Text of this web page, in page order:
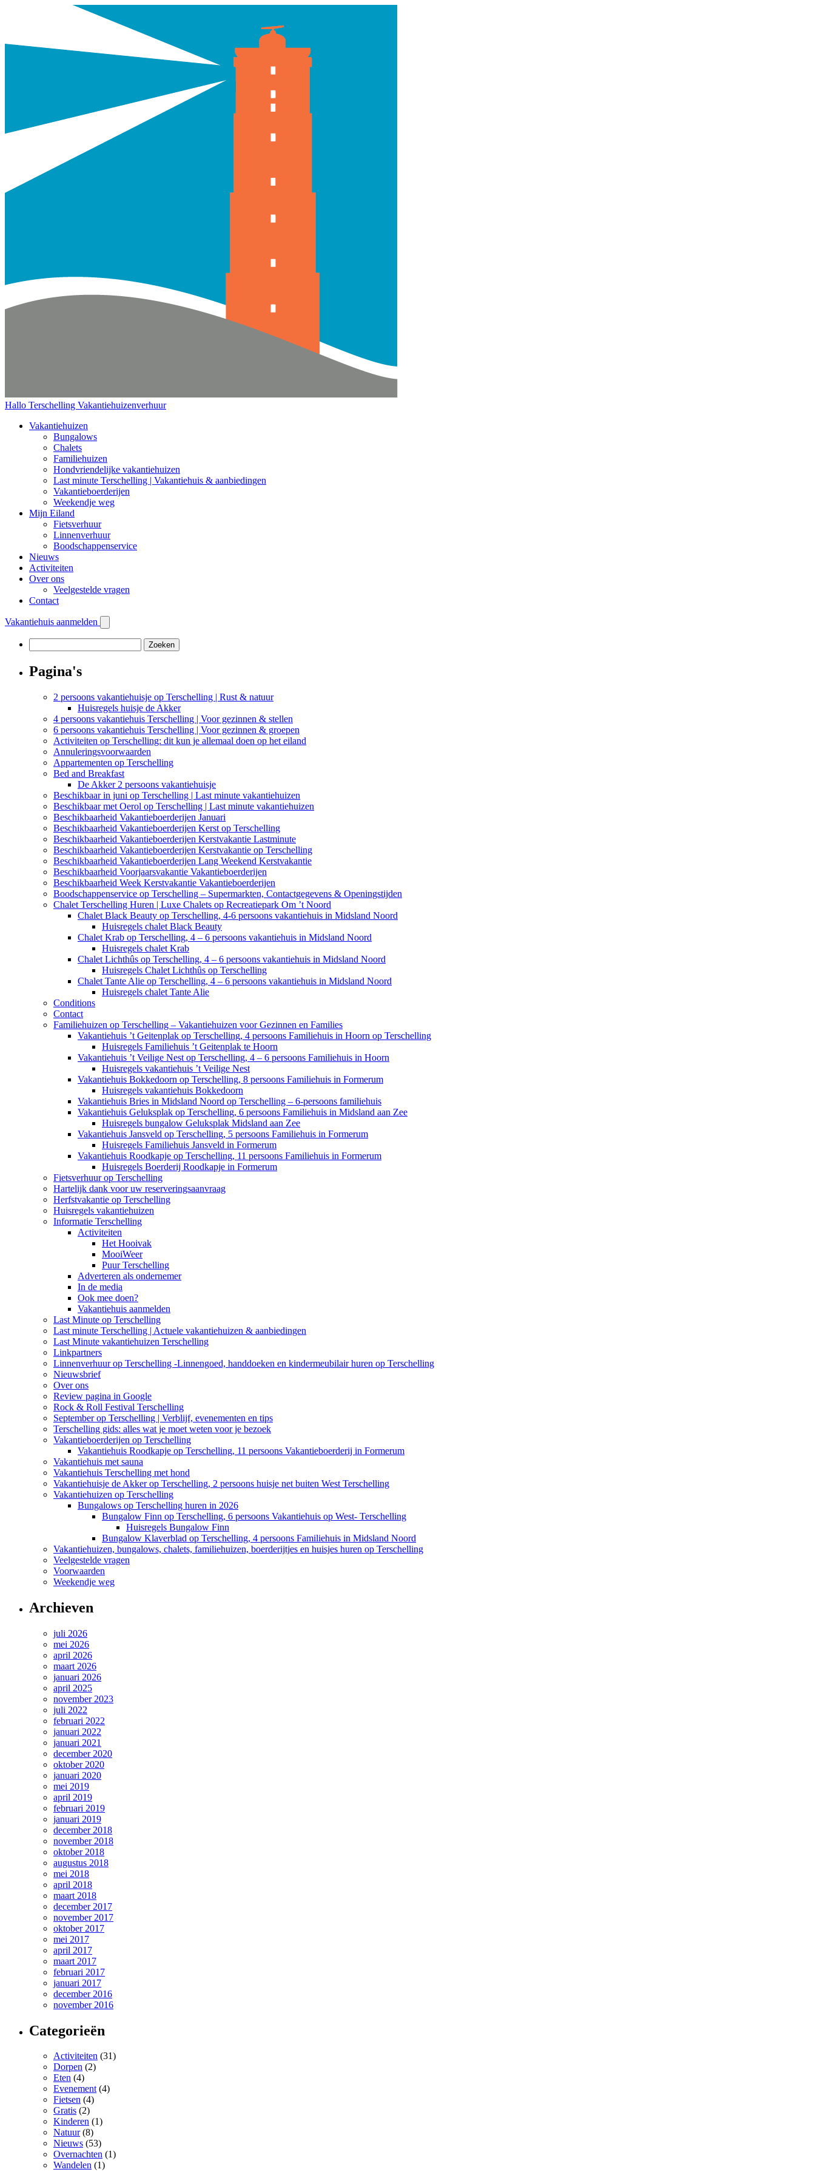
Hallo Terschelling Vakantiehuizenverhuur
Vakantiehuizen
Bungalows
Chalets
Familiehuizen
Hondvriendelijke vakantiehuizen
Last minute Terschelling | Vakantiehuis & aanbiedingen
Vakantieboerderijen
Weekendje weg
Mijn Eiland
Fietsverhuur
Linnenverhuur
Boodschappenservice
Nieuws
Activiteiten
Over ons
Veelgestelde vragen
Contact
Vakantiehuis aanmelden
naar:
Pagina's
2 persoons vakantiehuisje op Terschelling | Rust & natuur
Huisregels huisje de Akker
4 persoons vakantiehuis Terschelling | Voor gezinnen & stellen
6 persoons vakantiehuis Terschelling | Voor gezinnen & groepen
Activiteiten op Terschelling: dit kun je allemaal doen op het eiland
Annuleringsvoorwaarden
Appartementen op Terschelling
Bed and Breakfast
De Akker 2 persoons vakantiehuisje
Beschikbaar in juni op Terschelling | Last minute vakantiehuizen
Beschikbaar met Oerol op Terschelling | Last minute vakantiehuizen
Beschikbaarheid Vakantieboerderijen Januari
Beschikbaarheid Vakantieboerderijen Kerst op Terschelling
Beschikbaarheid Vakantieboerderijen Kerstvakantie Lastminute
Beschikbaarheid Vakantieboerderijen Kerstvakantie op Terschelling
Beschikbaarheid Vakantieboerderijen Lang Weekend Kerstvakantie
Beschikbaarheid Voorjaarsvakantie Vakantieboerderijen
Beschikbaarheid Week Kerstvakantie Vakantieboerderijen
Boodschappenservice op Terschelling – Supermarkten, Contactgegevens & Openingstijden
Chalet Terschelling Huren | Luxe Chalets op Recreatiepark Om ’t Noord
Chalet Black Beauty op Terschelling, 4-6 persoons vakantiehuis in Midsland Noord
Huisregels chalet Black Beauty
Chalet Krab op Terschelling, 4 – 6 persoons vakantiehuis in Midsland Noord
Huisregels chalet Krab
Chalet Lichthûs op Terschelling, 4 – 6 persoons vakantiehuis in Midsland Noord
Huisregels Chalet Lichthûs op Terschelling
Chalet Tante Alie op Terschelling, 4 – 6 persoons vakantiehuis in Midsland Noord
Huisregels chalet Tante Alie
Conditions
Contact
Familiehuizen op Terschelling – Vakantiehuizen voor Gezinnen en Families
Vakantiehuis ’t Geitenplak op Terschelling, 4 persoons Familiehuis in Hoorn op Terschelling
Huisregels Familiehuis ’t Geitenplak te Hoorn
Vakantiehuis ’t Veilige Nest op Terschelling, 4 – 6 persoons Familiehuis in Hoorn
Huisregels vakantiehuis ’t Veilige Nest
Vakantiehuis Bokkedoorn op Terschelling, 8 persoons Familiehuis in Formerum
Huisregels vakantiehuis Bokkedoorn
Vakantiehuis Bries in Midsland Noord op Terschelling – 6-persoons familiehuis
Vakantiehuis Geluksplak op Terschelling, 6 persoons Familiehuis in Midsland aan Zee
Huisregels bungalow Geluksplak Midsland aan Zee
Vakantiehuis Jansveld op Terschelling, 5 persoons Familiehuis in Formerum
Huisregels Familiehuis Jansveld in Formerum
Vakantiehuis Roodkapje op Terschelling, 11 persoons Familiehuis in Formerum
Huisregels Boerderij Roodkapje in Formerum
Fietsverhuur op Terschelling
Hartelijk dank voor uw reserveringsaanvraag
Herfstvakantie op Terschelling
Huisregels vakantiehuizen
Informatie Terschelling
Activiteiten
Het Hooivak
MooiWeer
Puur Terschelling
Adverteren als ondernemer
In de media
Ook mee doen?
Vakantiehuis aanmelden
Last Minute op Terschelling
Last minute Terschelling | Actuele vakantiehuizen & aanbiedingen
Last Minute vakantiehuizen Terschelling
Linkpartners
Linnenverhuur op Terschelling -Linnengoed, handdoeken en kindermeubilair huren op Terschelling
Nieuwsbrief
Over ons
Review pagina in Google
Rock & Roll Festival Terschelling
September op Terschelling | Verblijf, evenementen en tips
Terschelling gids: alles wat je moet weten voor je bezoek
Vakantieboerderijen op Terschelling
Vakantiehuis Roodkapje op Terschelling, 11 persoons Vakantieboerderij in Formerum
Vakantiehuis met sauna
Vakantiehuis Terschelling met hond
Vakantiehuisje de Akker op Terschelling, 2 persoons huisje net buiten West Terschelling
Vakantiehuizen op Terschelling
Bungalows op Terschelling huren in 2026
Bungalow Finn op Terschelling, 6 persoons Vakantiehuis op West- Terschelling
Huisregels Bungalow Finn
Bungalow Klaverblad op Terschelling, 4 persoons Familiehuis in Midsland Noord
Vakantiehuizen, bungalows, chalets, familiehuizen, boerderijtjes en huisjes huren op Terschelling
Veelgestelde vragen
Voorwaarden
Weekendje weg
Archieven
juli 2026
mei 2026
april 2026
maart 2026
januari 2026
april 2025
november 2023
juli 2022
februari 2022
januari 2022
januari 2021
december 2020
oktober 2020
januari 2020
mei 2019
april 2019
februari 2019
januari 2019
december 2018
november 2018
oktober 2018
augustus 2018
mei 2018
april 2018
maart 2018
december 2017
november 2017
oktober 2017
mei 2017
april 2017
maart 2017
februari 2017
januari 2017
december 2016
november 2016
Categorieën
Activiteiten (31)
Dorpen (2)
Eten (4)
Evenement(4)
Fietsen (4)
Gratis (2)
Kinderen (1)
Natuur(8)
Nieuws (53)
Overnachten (1)
Wandelen (1)